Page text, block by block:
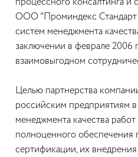
процессного консалтинга и
ООО "Проминдекс
систем менеджмента
заключении в феврале 2006
взаимовыгодном
Целью партнерства
российским предприятиям
менеджмента качества работ
полноценного обеспечения
сертификации, их